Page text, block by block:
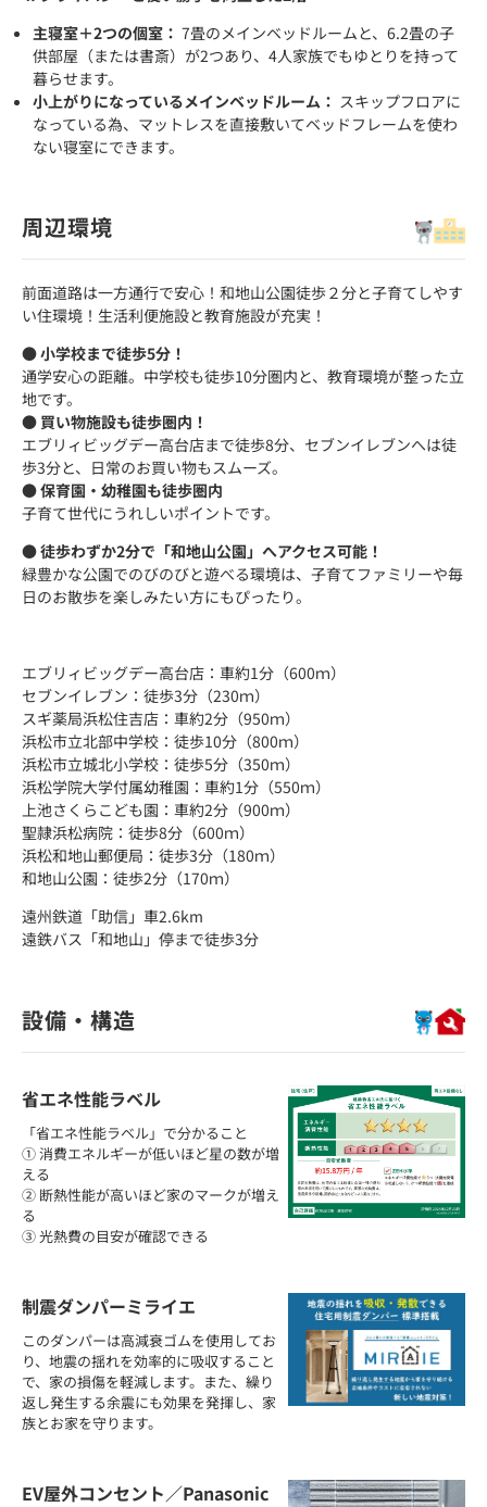
主寝室＋2つの個室： 7畳のメインベッドルームと、6.2畳の子
供部屋（または書斎）が2つあり、4人家族でもゆとりを持って
暮らせます。
小上がりになっているメインベッドルーム： スキップフロアに
なっている為、マットレスを直接敷いてベッドフレームを使わ
ない寝室にできます。
周辺環境
前面道路は一方通行で安心！和地山公園徒歩２分と子育てしやす
い住環境！生活利便施設と教育施設が充実！
● 小学校まで徒歩5分！
通学安心の距離。中学校も徒歩10分圏内と、教育環境が整った立
地です。
● 買い物施設も徒歩圏内！
エブリィビッグデー高台店まで徒歩8分、セブンイレブンへは徒
歩3分と、日常のお買い物もスムーズ。
● 保育園・幼稚園も徒歩圏内
子育て世代にうれしいポイントです。
● 徒歩わずか2分で「和地山公園」へアクセス可能！
緑豊かな公園でのびのびと遊べる環境は、子育てファミリーや毎
日のお散歩を楽しみたい方にもぴったり。
エブリィビッグデー高台店：車約1分（600ｍ）
セブンイレブン：徒歩3分（230ｍ）
スギ薬局浜松住吉店：車約2分（950ｍ）
浜松市立北部中学校：徒歩10分（800ｍ）
浜松市立城北小学校：徒歩5分（350ｍ）
浜松学院大学付属幼稚園：車約1分（550ｍ）
上池さくらこども園：車約2分（900ｍ）
聖隷浜松病院：徒歩8分（600ｍ）
浜松和地山郵便局：徒歩3分（180ｍ）
和地山公園：徒歩2分（170ｍ）
遠州鉄道「助信」車2.6km
遠鉄バス「和地山」停まで徒歩3分
設備・構造
省エネ性能ラベル
「省エネ性能ラベル」で分かること
① 消費エネルギーが低いほど星の数が増
える
② 断熱性能が高いほど家のマークが増え
る
③ 光熱費の目安が確認できる
制震ダンパーミライエ
このダンパーは高減衰ゴムを使用してお
り、地震の揺れを効率的に吸収すること
で、家の損傷を軽減します。また、繰り
返し発生する余震にも効果を発揮し、家
族とお家を守ります。
EV屋外コンセント／Panasonic